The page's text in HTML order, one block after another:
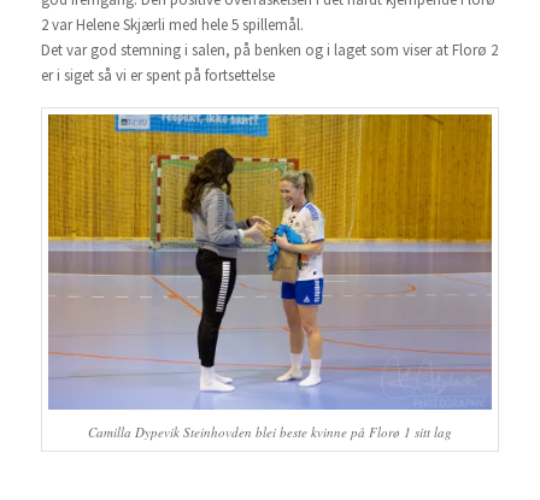
2 var Helene Skjærli med hele 5 spillemål.
Det var god stemning i salen, på benken og i laget som viser at Florø 2
er i siget så vi er spent på fortsettelse
Camilla Dypevik Steinhovden blei beste kvinne på Florø 1 sitt lag